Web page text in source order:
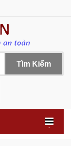
Tìm Kiếm
.